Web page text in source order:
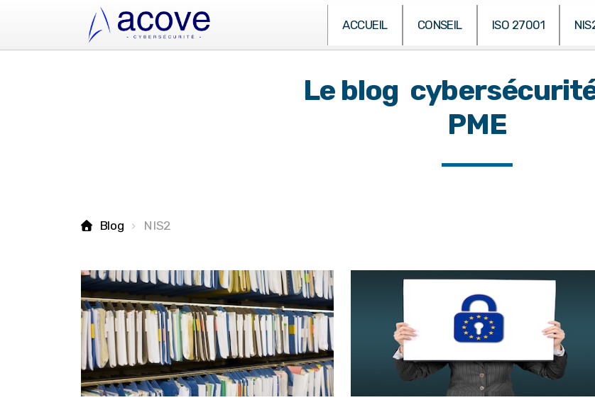
ACCUEIL CONSEIL ISO 27001
Le blog
PME
Blog NIS2